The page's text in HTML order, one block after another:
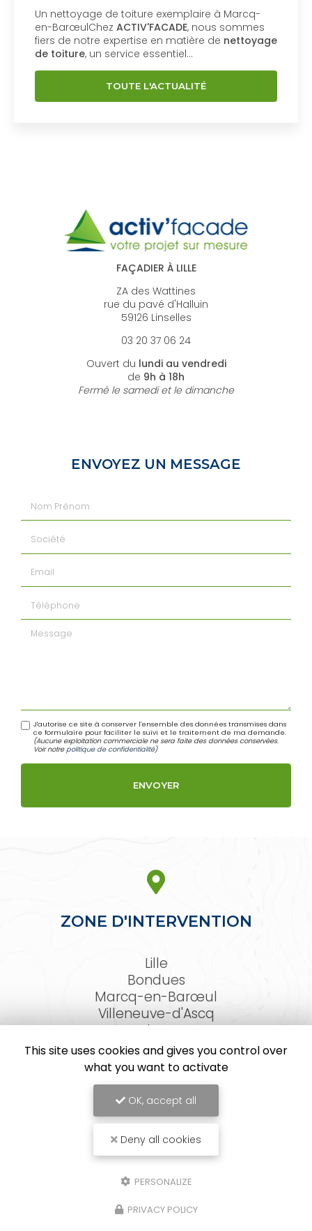
Un nettoyage de toiture exemplaire à Marcq-
en-BarœulChez ACTIV'FACADE, nous sommes
fiers de notre expertise en matière de nettoyage
de toiture, un service essentiel…
TOUTE L'ACTUALITÉ
FAÇADIER À LILLE
ZA des Wattines
rue du pavé d'Halluin
59126 Linselles
03 20 37 06 24
Ouvert du lundi au vendredi
de 9h à 18h
Fermé le samedi et le dimanche
ENVOYEZ UN MESSAGE
Message
J'autorise ce site à conserver l'ensemble des données transmises dans
ce formulaire pour faciliter le suivi et le traitement de ma demande.
(Aucune exploitation commerciale ne sera faite des données conservées.
Voir notrepolitique de confidentialité)
ZONE D'INTERVENTION
Lille
Bondues
Marcq-en-Barœul
Villeneuve-d'Ascq
Lambersart
Arras
Le Touquet-Paris-Plage
Et les Hauts-de-France
ACTIV'FACADE, Façadier à Lille
Mentions légales
Liens utiles
Demande de Devis
This site uses cookies and gives you control over
what you want to activate
OK, accept all
Deny all cookies
PERSONALIZE
PRIVACY POLICY